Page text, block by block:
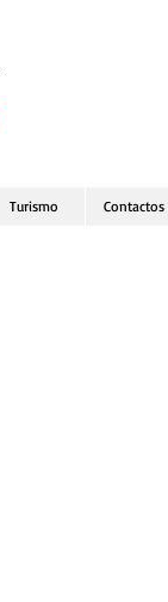
Turismo Contactos